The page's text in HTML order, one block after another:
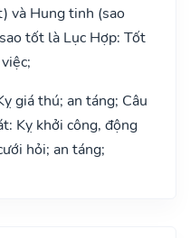
và Hung tinh (sao
tốt là Lục Hợp: Tốt
giá thú; an táng; Câu
Kỵ khởi công, động
hỏi; an táng;